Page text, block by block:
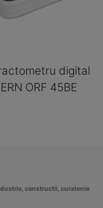
digital
ORF 45BE
constructii, curatenie